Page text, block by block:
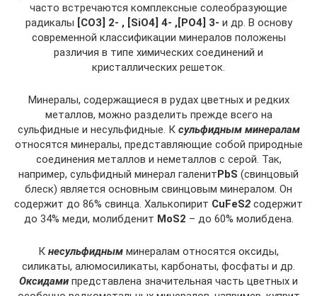
часто встречаются комплексные солеобразующие
радикалы [СO3] 2- , [SiO4] 4- ,[PO4] 3- и др. В основу
современной классификации минералов положены
различия в типе химических соединений и
кристаллических решеток.
Минералы, содержащиеся в рудах цветных и редких
металлов, можно разделить прежде всего на
сульфидные и несульфидные. К сульфидным минералам
относятся минералы, представляющие собой природные
соединения металлов и неметаллов с серой. Так,
например, cульфидный минерал галенитPbS (свинцовый
блеск) является основным свинцовым минералом. Он
содержит до 86% свинца. Халькопирит СuFeS2 содержит
до 34% меди, молибденит МоS2 – до 60% молибдена.
К несульфидным минералам относятся оксиды,
силикаты, алюмосиликаты, карбонаты, фосфаты и др.
Оксидами представлена значительная часть цветных и